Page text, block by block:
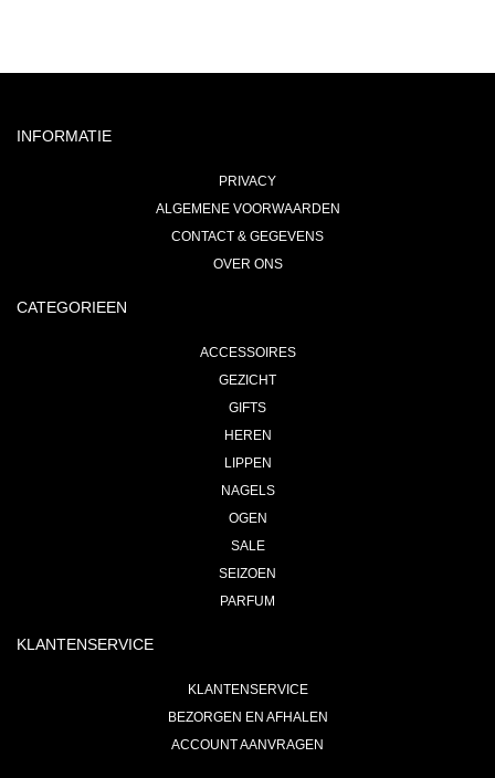
INFORMATIE
PRIVACY
ALGEMENE VOORWAARDEN
CONTACT & GEGEVENS
OVER ONS
CATEGORIEEN
ACCESSOIRES
GEZICHT
GIFTS
HEREN
LIPPEN
NAGELS
OGEN
SALE
SEIZOEN
PARFUM
KLANTENSERVICE
KLANTENSERVICE
BEZORGEN EN AFHALEN
ACCOUNT AANVRAGEN